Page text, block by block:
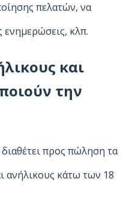
πελατών, να
κλπ.
και
την
προς πώληση τα
ανήλικους κάτω των 18